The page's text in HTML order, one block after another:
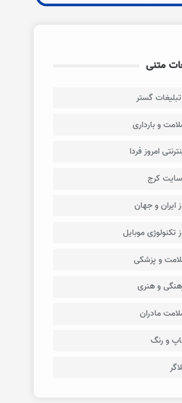
متنی
گستر
و بارداری
امروز فردا
کرج
ایران و جهان
تکنولوژی موبایل
و پزشکی
و هنری
مادران
و رنگ